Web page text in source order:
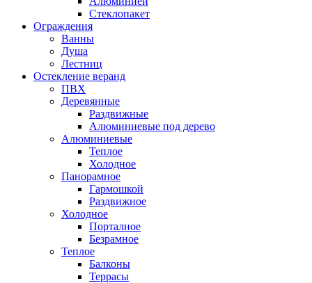
Стеклопакет
Ограждения
Ванны
Душа
Лестниц
Остекление веранд
ПВХ
Деревянные
Раздвижные
Алюминиевые под дерево
Алюминиевые
Теплое
Холодное
Панорамное
Гармошкой
Раздвижное
Холодное
Порталное
Безрамное
Теплое
Балконы
Террасы